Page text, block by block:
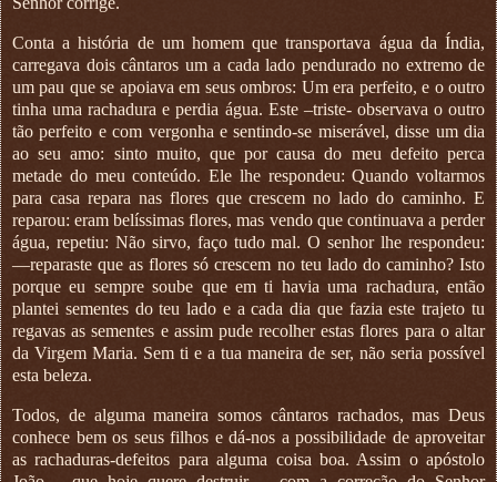
Conta a história de um homem que transportava água da Índia,
carregava dois cântaros um a cada lado pendurado no extremo de
um pau que se apoiava em seus ombros: Um era perfeito, e o outro
tinha uma rachadura e perdia água. Este –triste- observava o outro
tão perfeito e com vergonha e sentindo-se miserável, disse um dia
ao seu amo: sinto muito, que por causa do meu defeito perca
metade do meu conteúdo. Ele lhe respondeu: Quando voltarmos
para casa repara nas flores que crescem no lado do caminho. E
reparou: eram belíssimas flores, mas vendo que continuava a perder
água, repetiu: Não sirvo, faço tudo mal. O senhor lhe respondeu:
—reparaste que as flores só crescem no teu lado do caminho? Isto
porque eu sempre soube que em ti havia uma rachadura, então
plantei sementes do teu lado e a cada dia que fazia este trajeto tu
regavas as sementes e assim pude recolher estas flores para o altar
da Virgem Maria. Sem ti e a tua maneira de ser, não seria possível
esta beleza.
Todos, de alguma maneira somos cântaros rachados, mas Deus
conhece bem os seus filhos e dá-nos a possibilidade de aproveitar
as rachaduras-defeitos para alguma coisa boa. Assim o apóstolo